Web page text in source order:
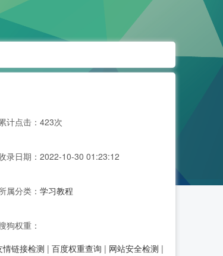
累计点击：423次
录日期：2022-10-30 01:23:12
属分类：学习教程
狗权重：
情链接检测 | 百度权重查询 | 网站安全检测 |